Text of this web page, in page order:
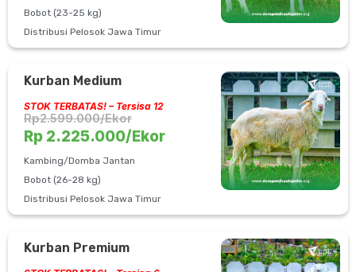
Bobot (23-25 kg)
Distribusi Pelosok Jawa Timur
Kurban Medium
STOK TERBATAS! – Tersisa 12
Rp2.599.000/Ekor
Rp 2.225.000/Ekor
Kambing/Domba Jantan
Bobot (26-28 kg)
Distribusi Pelosok Jawa Timur
Kurban Premium